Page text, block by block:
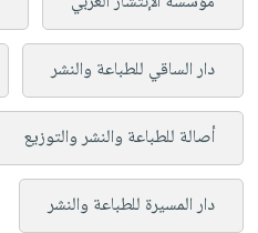
دار الساقي للطباعة والنشر
أصالة للطباعة والنشر والتوزيع
دار المسيرة للطباعة والنشر